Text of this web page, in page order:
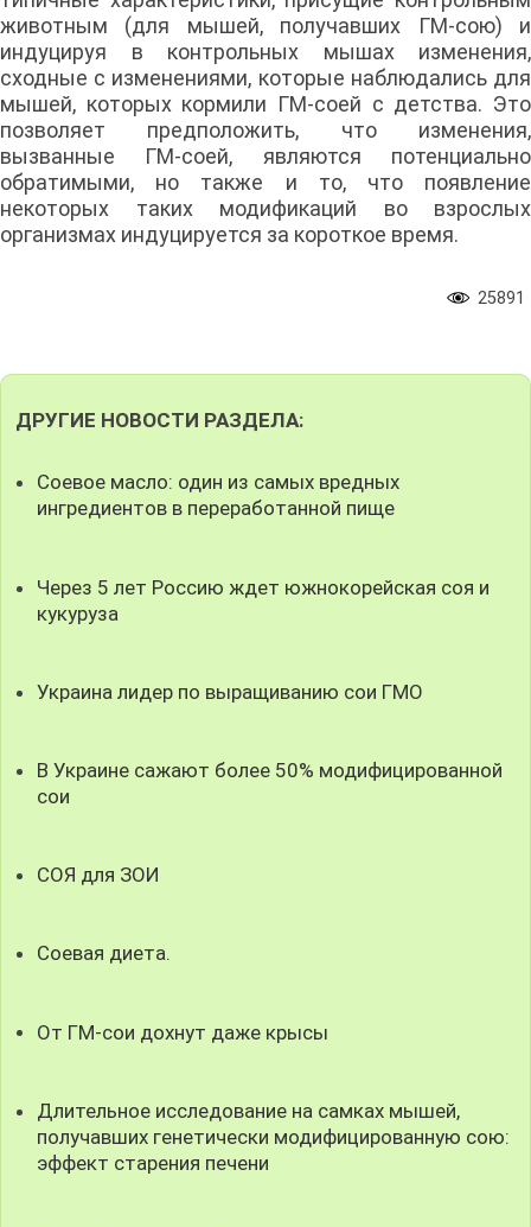
животным (для мышей, получавших ГМ-сою) и
индуцируя в контрольных мышах изменения,
сходные с изменениями, которые наблюдались для
мышей, которых кормили ГМ-соей с детства. Это
позволяет предположить, что изменения,
вызванные ГМ-соей, являются потенциально
обратимыми, но также и то, что появление
некоторых таких модификаций во взрослых
организмах индуцируется за короткое время.
25891
ДРУГИЕ НОВОСТИ РАЗДЕЛА:
Соевое масло: один из самых вредных
ингредиентов в переработанной пище
Через 5 лет Россию ждет южнокорейская соя и
кукуруза
Украина лидер по выращиванию сои ГМО
В Украине сажают более 50% модифицированной
сои
СОЯ для ЗОИ
Соевая диета.
От ГМ-сои дохнут даже крысы
Длительное исследование на самках мышей,
получавших генетически модифицированную сою:
эффект старения печени